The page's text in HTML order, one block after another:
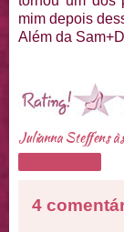
mim depois
Além da
Julianna Steffens
4